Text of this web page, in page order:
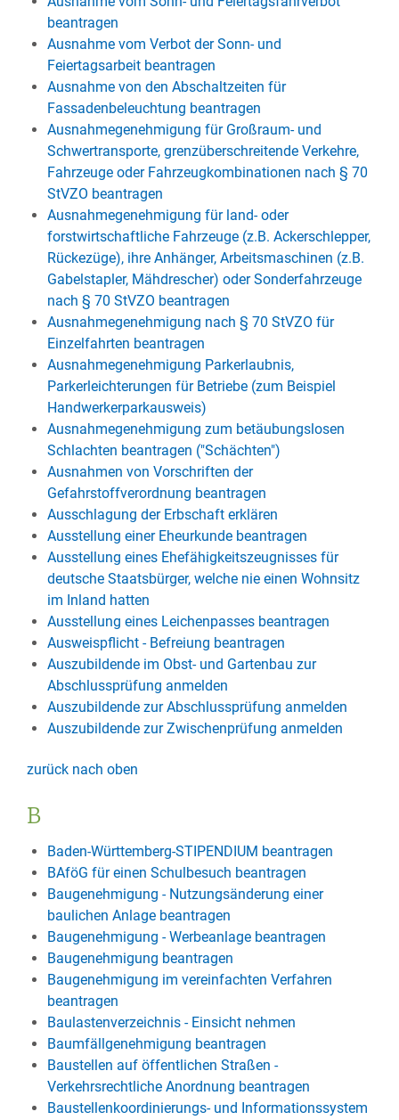
beantragen
Ausnahme vom Verbot der Sonn- und
Feiertagsarbeit beantragen
Ausnahme von den Abschaltzeiten für
Fassadenbeleuchtung beantragen
Ausnahmegenehmigung für Großraum- und
Schwertransporte, grenzüberschreitende Verkehre,
Fahrzeuge oder Fahrzeugkombinationen nach § 70
StVZO beantragen
Ausnahmegenehmigung für land- oder
forstwirtschaftliche Fahrzeuge (z.B. Ackerschlepper,
Rückezüge), ihre Anhänger, Arbeitsmaschinen (z.B.
Gabelstapler, Mähdrescher) oder Sonderfahrzeuge
nach § 70 StVZO beantragen
Ausnahmegenehmigung nach § 70 StVZO für
Einzelfahrten beantragen
Ausnahmegenehmigung Parkerlaubnis,
Parkerleichterungen für Betriebe (zum Beispiel
Handwerkerparkausweis)
Ausnahmegenehmigung zum betäubungslosen
Schlachten beantragen ("Schächten")
Ausnahmen von Vorschriften der
Gefahrstoffverordnung beantragen
Ausschlagung der Erbschaft erklären
Ausstellung einer Eheurkunde beantragen
Ausstellung eines Ehefähigkeitszeugnisses für
deutsche Staatsbürger, welche nie einen Wohnsitz
im Inland hatten
Ausstellung eines Leichenpasses beantragen
Ausweispflicht - Befreiung beantragen
Auszubildende im Obst- und Gartenbau zur
Abschlussprüfung anmelden
Auszubildende zur Abschlussprüfung anmelden
Auszubildende zur Zwischenprüfung anmelden
zurück nach oben
B
Baden-Württemberg-STIPENDIUM beantragen
BAföG für einen Schulbesuch beantragen
Baugenehmigung - Nutzungsänderung einer
baulichen Anlage beantragen
Baugenehmigung - Werbeanlage beantragen
Baugenehmigung beantragen
Baugenehmigung im vereinfachten Verfahren
beantragen
Baulastenverzeichnis - Einsicht nehmen
Baumfällgenehmigung beantragen
Baustellen auf öffentlichen Straßen -
Verkehrsrechtliche Anordnung beantragen
Baustellenkoordinierungs- und Informationssystem